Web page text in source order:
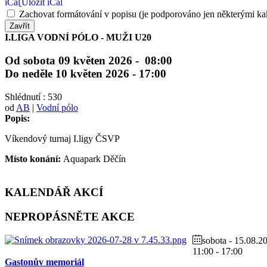
Uložit iCal
Zachovat formátování v popisu (je podporováno jen některými
Zavřít
I.LIGA VODNÍ PÓLO - MUŽI U20
Od sobota 09 květen 2026 - 08:00
Do neděle 10 květen 2026 - 17:00
Shlédnutí: 530
od AB | Vodní pólo
Popis:
Víkendový turnaj I.ligy ČSVP
Místo konání: Aquapark Děčín
KALENDÁŘAKCÍ
NEPROPÁSNĚTE AKCE
sobota -
11:00 - 17:00
Gastonův memoriál